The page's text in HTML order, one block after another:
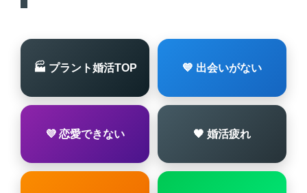
🏭 プラント婚活TOP 💙 出会いがない
💜 恋愛できない 🖤 婚活疲れ